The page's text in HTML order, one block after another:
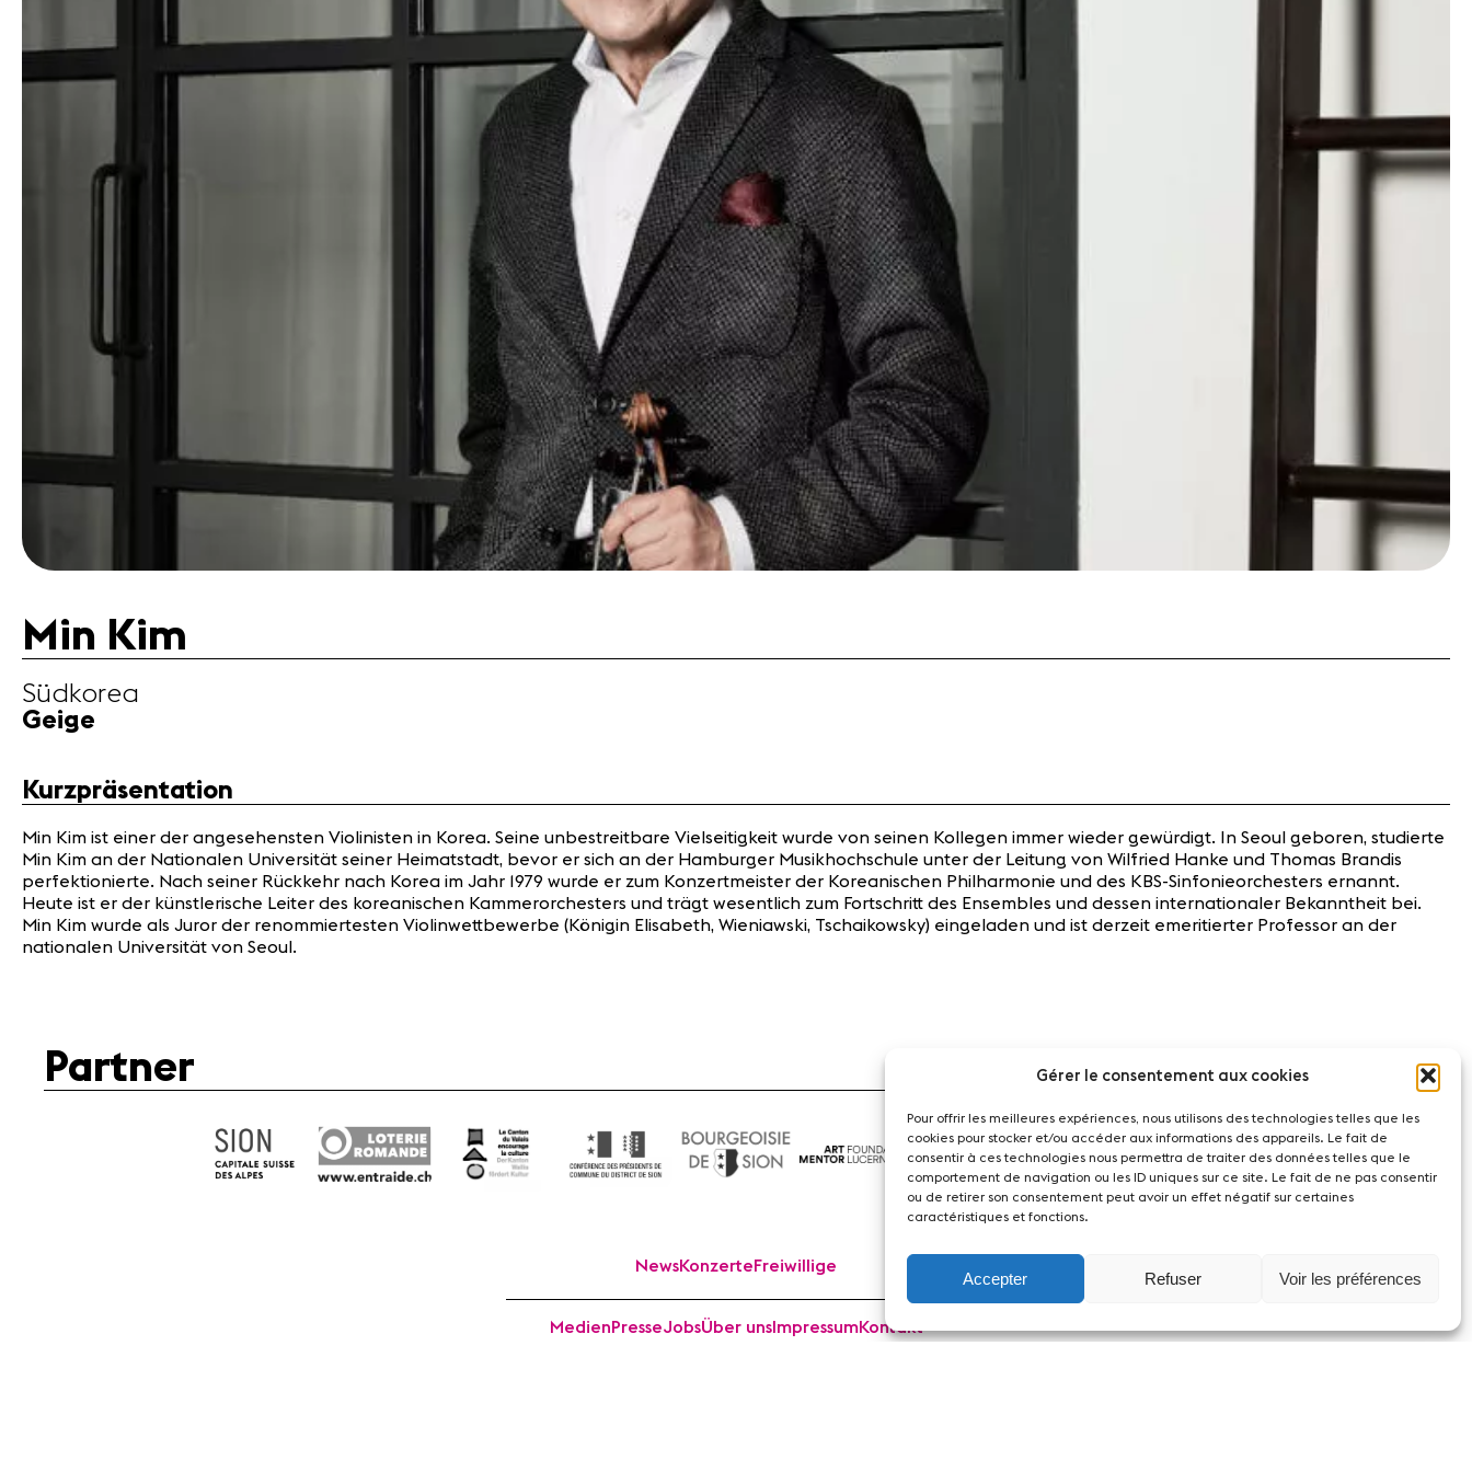
Gérer le consentement aux cookies
Pour offrir les meilleures expériences, nous utilisons des technologies telles que les
cookies pour stocker et/ou accéder aux informations des appareils. Le fait de
consentir à ces technologies nous permettra de traiter des données telles que le
comportement de navigation ou les ID uniques sur ce site. Le fait de ne pas consentir
ou de retirer son consentement peut avoir un effet négatif sur certaines
caractéristiques et fonctions.
Accepter Refuser Voir les préférences
Min Kim
Südkorea
Geige
Kurzpräsentation
Min Kim ist einer der angesehensten Violinisten in Korea. Seine unbestreitbare Vielseitigkeit wurde von seinen Kollegen immer wieder gewürdigt. In Seoul geboren, studierte
Min Kim an der Nationalen Universität seiner Heimatstadt, bevor er sich an der Hamburger Musikhochschule unter der Leitung von Wilfried Hanke und Thomas Brandis
perfektionierte. Nach seiner Rückkehr nach Korea im Jahr 1979 wurde er zum Konzertmeister der Koreanischen Philharmonie und des KBS-Sinfonieorchesters ernannt.
Heute ist er der künstlerische Leiter des koreanischen Kammerorchesters und trägt wesentlich zum Fortschritt des Ensembles und dessen internationaler Bekanntheit bei.
Min Kim wurde als Juror der renommiertesten Violinwettbewerbe (Königin Elisabeth, Wieniawski, Tschaikowsky) eingeladen und ist derzeit emeritierter Professor an der
nationalen Universität von Seoul.
Partner
NewsKonzerteFreiwillige
MedienPresseJobsÜber unsImpressumKontakt